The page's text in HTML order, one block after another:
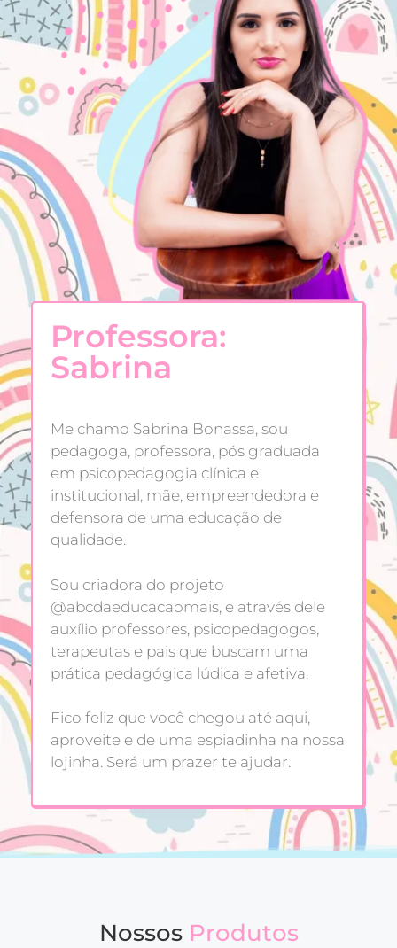
Professora:
Sabrina
Me chamo Sabrina Bonassa, sou
pedagoga, professora, pós graduada
em psicopedagogia clínica e
institucional, mãe, empreendedora e
defensora de uma educação de
qualidade.
Sou criadora do projeto
@abcdaeducacaomais, e através dele
auxílio professores, psicopedagogos,
terapeutas e pais que buscam uma
prática pedagógica lúdica e afetiva.
Fico feliz que você chegou até aqui,
aproveite e de uma espiadinha na nossa
lojinha. Será um prazer te ajudar.
Nossos Produtos